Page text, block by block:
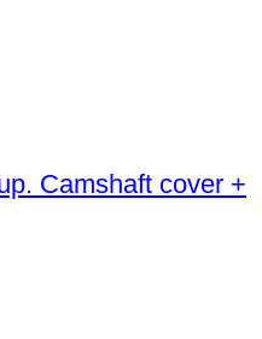
Camshaft cover +